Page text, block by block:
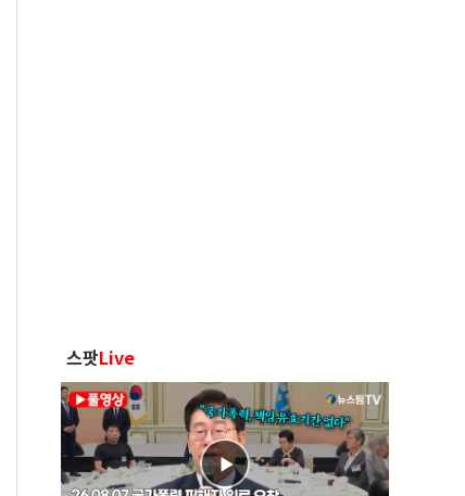
스팟Live